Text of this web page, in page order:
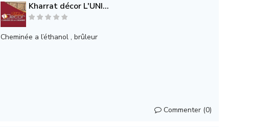
Kharrat décor L'UNI...
Cheminée a l’éthanol , brûleur
Commenter (0)